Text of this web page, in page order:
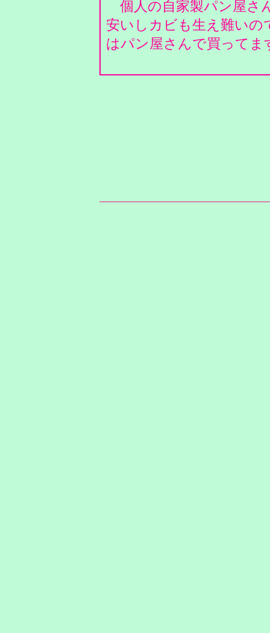
個人の自家製パン屋さ
安いしカビも生え難い
はパン屋さんで買ってま